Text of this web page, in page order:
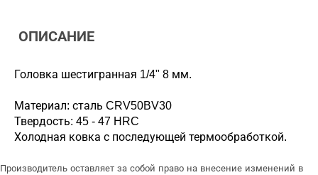
ОПИСАНИЕ
Головка шестигранная 1/4" 8 мм.
Материал: сталь CRV50BV30
Твердость: 45 - 47 HRC
Холодная ковка с последующей термообработкой.
Производитель оставляет за собой право на внесение изменений в